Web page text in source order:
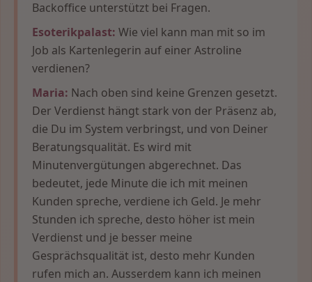
Backoffice unterstützt bei Fragen.
Esoterikpalast: Wie viel kann man mit so im
Job als Kartenlegerin auf einer Astroline
verdienen?
Maria: Nach oben sind keine Grenzen gesetzt.
Der Verdienst hängt stark von der Präsenz ab,
die Du im System verbringst, und von Deiner
Beratungsqualität. Es wird mit
Minutenvergütungen abgerechnet. Das
bedeutet, jede Minute die ich mit meinen
Kunden spreche, verdiene ich Geld. Je mehr
Stunden ich spreche, desto höher ist mein
Verdienst und je besser meine
Gesprächsqualität ist, desto mehr Kunden
rufen mich an. Ausserdem kann ich meinen